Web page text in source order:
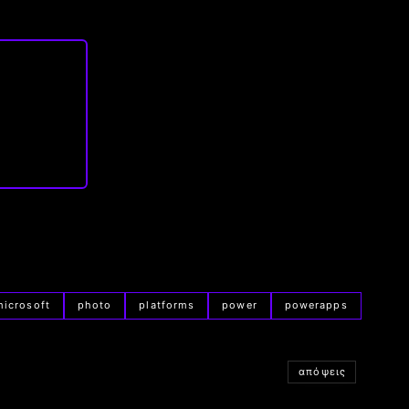
photo platforms power powerapps
απόψεις